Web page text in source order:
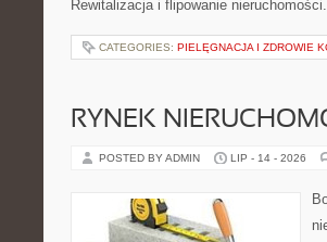
Rewitalizacja i flipowanie
CATEGORIES: PIELĘGNACJA I ZDROWIE
RYNEK
POSTED BY ADMIN LIP - 14 - 2026